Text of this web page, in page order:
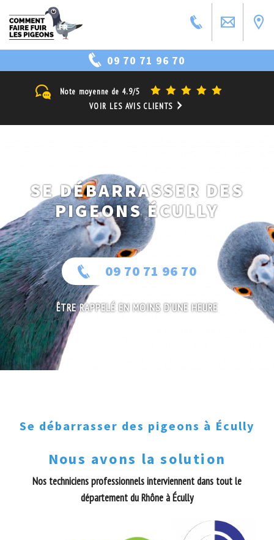
09 70 71 96 70
Note moyenne de 4.9/5
VOIR LES AVIS CLIENTS
SE DÉBARRASSER DES
PIGEONS ÉCULLY
09 70 71 96 70
ÊTRE RAPPELÉ EN MOINS D'UNE HEURE
Se débarrasser des pigeons à Écully
Nous avons la solution
Nos techniciens professionnels interviennent dans tout le
département du Rhône à Écully